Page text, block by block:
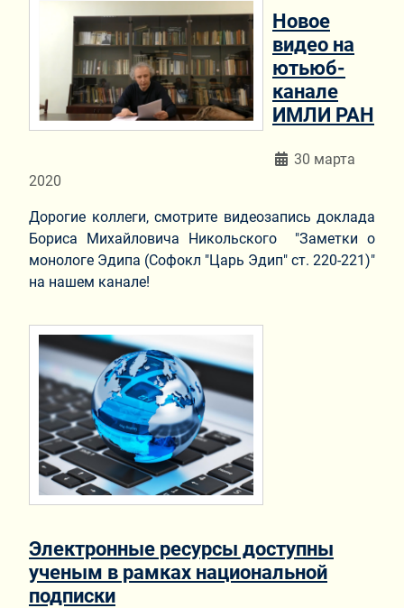
Новое
видео на
ютьюб-
канале
ИМЛИ РАН
Информация о
30 марта
2020
Дорогие коллеги, смотрите видеозапись доклада
Бориса Михайловича Никольского "Заметки о
монологе Эдипа (Софокл "Царь Эдип" ст. 220-221)"
на нашем канале!
Электронные ресурсы доступны
ученым в рамках национальной
подписки